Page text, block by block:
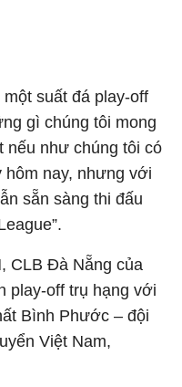
suất đá play-off
gì chúng tôi mong
nếu như chúng tôi có
hôm nay, nhưng với
sẵn sàng thi đấu
CLB Đà Nẵng của
play-off trụ hạng với
Bình Phước – đội
Việt Nam,